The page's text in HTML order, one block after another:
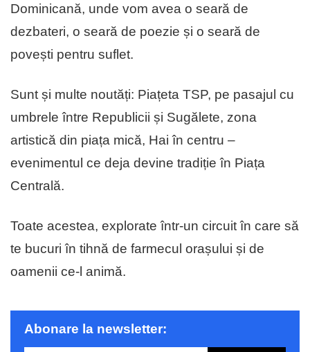
Dominicană, unde vom avea o seară de
dezbateri, o seară de poezie și o seară de
povești pentru suflet.
Sunt și multe noutăți: Piațeta TSP, pe pasajul cu
umbrele între Republicii și Sugălete, zona
artistică din piața mică, Hai în centru –
evenimentul ce deja devine tradiție în Piața
Centrală.
Toate acestea, explorate într-un circuit în care să
te bucuri în tihnă de farmecul orașului și de
oamenii ce-l animă.
Abonare la newsletter: